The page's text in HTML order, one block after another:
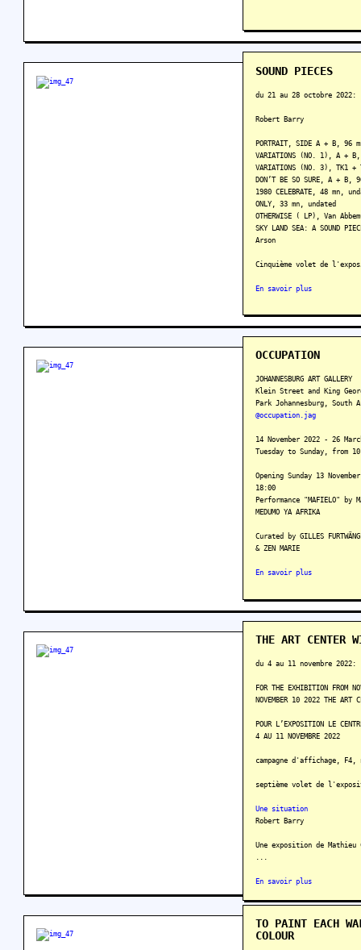
SOUND PIECES
du 21 au 28 octobre 2022:
Robert Barry
PORTRAIT, SIDE A + B, 96
VARIATIONS (NO. 1), A +
VARIATIONS (NO. 3), TK1
DON’T BE SO SURE, A + B,
1980 CELEBRATE, 48 mn,
ONLY, 33 mn, undated
OTHERWISE (‎ LP), Van
SKY LAND SEA: A SOUND
Arson
Cinquième volet de
En savoir plus
OCCUPATION
JOHANNESBURG ART GALLERY
Klein Street and King
Park Johannesburg, South
@occupation.jag
14 November 2022 - 26
Tuesday to Sunday, from
Opening Sunday 13
18:00
Performance "MAFIELO" by
MEDUMO YA AFRIKA
Curated by GILLES
& ZEN MARIE
En savoir plus
THE ART CENTER
du 4 au 11 novembre 2022:
FOR THE EXHIBITION FROM
NOVEMBER 10 2022 THE ART
POUR L’EXPOSITION LE
4 AU 11 NOVEMBRE 2022
campagne d'affichage, F4,
septième volet de
Une situation
Robert Barry
Une exposition de
En savoir plus
TO PAINT EACH
COLOUR